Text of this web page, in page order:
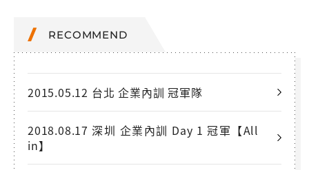
RECOMMEND
2015.05.12 台北 企業內訓 冠軍隊
2018.08.17 深圳 企業內訓 Day 1 冠軍【All
in】